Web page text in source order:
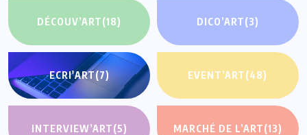
DÉCOUV’ART(18) DICO’ART(3)
ECRI'ART(7) EVENT’ART(48)
INTERVIEW’ART(5) MARCHÉ DE L’ART(13)